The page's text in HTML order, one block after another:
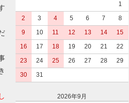
1
2
3 4 5 6 7
8
9
10 11 12 13 14
15
16
17 18 19 20 21
22
23
24 25 26 27 28
29
30
31
2026年9月